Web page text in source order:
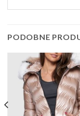
PODOBNE